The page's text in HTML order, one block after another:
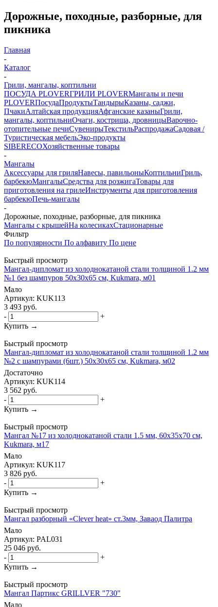
Дорожные, походные, разборные, для
пикника
Главная
-
Каталог
-
Грили, мангалы, коптильни
ПОСУДА PLOVERГРИЛИ PLOVERМангалы и печи
PLOVERПосудаПродуктыТандырыКазаны, саджи,
ПчакиАлтайская продукцияАфганские казаныГрили,
мангалы, коптильниОчаги, кострища, дровницыВарочно-
отопительные печиСувенирыТекстильРаспродажаСадовая /
Туристическая мебельЭко-продукты
SIBERECOХозяйственные товары
-
Мангалы
Аксессуары для гриляНавесы, павильоныКоптильниГриль,
барбекюМангалыСредства для розжигаТовары для
приготовления на грилеИнструменты для приготовления
барбекюПечь-мангалы
-
Дорожные, походные, разборные, для пикника
Мангалы с крышейНа колесикахСтационарные
Фильтр
По популярности По алфавиту По цене
Быстрый просмотр
Мангал-дипломат из холоднокатаной стали толщиной 1.2 мм
№1 без шампуров 50х30х65 см, Kukmara, м01
Мало
Артикул: KUK113
3 493 руб.
-
+
Купить →
Быстрый просмотр
Мангал-дипломат из холоднокатаной стали толщиной 1.2 мм
№2 с шампурами (6шт.) 50х30х65 см, Kukmara, м02
Достаточно
Артикул: KUK114
3 562 руб.
-
+
Купить →
Быстрый просмотр
Мангал №17 из холоднокатаной стали 1.5 мм, 60х35х70 см,
Kukmara, м17
Мало
Артикул: KUK117
3 826 руб.
-
+
Купить →
Быстрый просмотр
Мангал разборный «Clever heat» ст.3мм, Заваод Палитра
Мало
Артикул: PAL031
25 046 руб.
-
+
Купить →
Быстрый просмотр
Мангал Партикс GRILLVER "730"
Мало